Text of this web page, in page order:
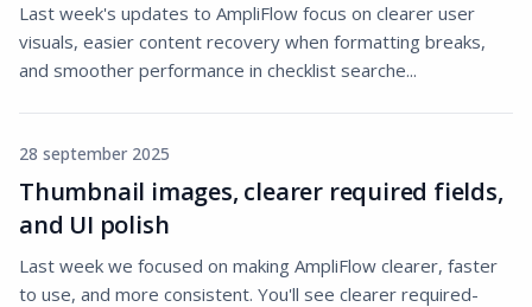
Last week's updates to AmpliFlow focus on clearer user
visuals, easier content recovery when formatting breaks,
and smoother performance in checklist searche...
28 september 2025
Thumbnail images, clearer required fields,
and UI polish
Last week we focused on making AmpliFlow clearer, faster
to use, and more consistent. You'll see clearer required-